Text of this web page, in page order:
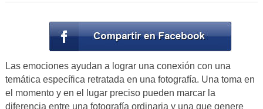
Las emociones ayudan a lograr una conexión con una
temática específica retratada en una fotografía. Una toma en
el momento y en el lugar preciso pueden marcar la
diferencia entre una fotografía ordinaria y una que genere